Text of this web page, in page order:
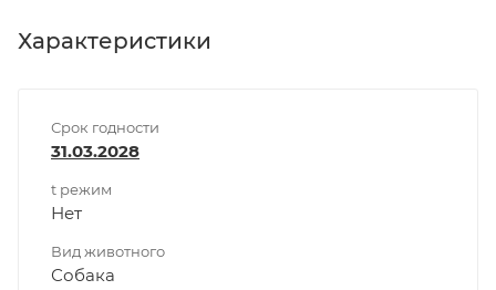
Характеристики
Срок годности
31.03.2028
t режим
Нет
Вид животного
Собака